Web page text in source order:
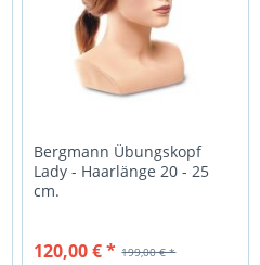
Bergmann Übungskopf
Lady - Haarlänge 20 - 25
cm.
199,00 € *
120,00 € *